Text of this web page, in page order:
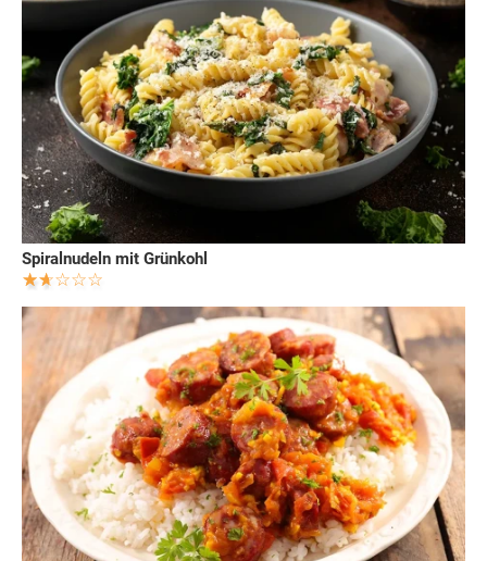
Spiralnudeln mit Grünkohl